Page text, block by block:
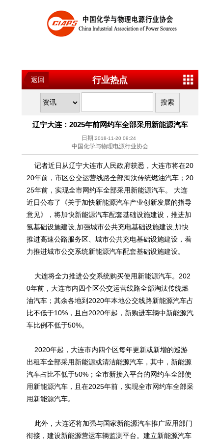
返回 行业热点
辽宁大连：2025年前网约车全部采用新能源汽车
日期:2018-11-20 09:24
中国化学与物理电源行业协会
记者近日从辽宁大连市人民政府获悉，大连市将在20
20年前，市区公交运营线路全部淘汰传统燃油汽车；20
25年前，实现全市网约车全部采用新能源汽车。 大连
近日公布了《关于加快新能源汽车产业创新发展的指导
意见》，将加快新能源汽车配套基础设施建设，推进加
氢基础设施建设,加强城市公共充电基础设施建设,加快
推进高速公路服务区、城市公共充电基础设施建设，着
力推进城市公交系统新能源汽车配套基础设施建设。
大连将全力推进公交系统购买使用新能源汽车。202
0年前，大连市内四个区公交运营线路全部淘汰传统燃
油汽车；其余各地到2020年本地公交线路新能源汽车占
比不低于10%，且自2020年起，新购进车辆中新能源汽
车比例不低于50%。
2020年起，大连市内四个区每年更新或新增的巡游
出租车全部采用新能源或清洁能源汽车，其中，新能源
汽车占比不低于50%；全市新接入平台的网约车全部使
用新能源汽车，且在2025年前，实现全市网约车全部采
用新能源汽车。
此外，大连还将加强与国家新能源汽车推广应用部门
衔接，建设新能源营运车辆监测平台。建立新能源汽车